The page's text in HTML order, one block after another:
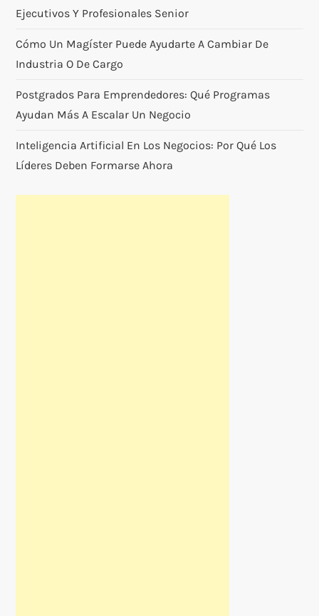
Ejecutivos Y Profesionales Senior
Cómo Un Magíster Puede Ayudarte A Cambiar De
Industria O De Cargo
Postgrados Para Emprendedores: Qué Programas
Ayudan Más A Escalar Un Negocio
Inteligencia Artificial En Los Negocios: Por Qué Los
Líderes Deben Formarse Ahora